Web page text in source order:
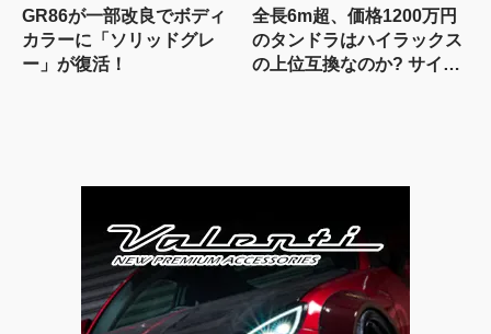
GR86が一部改良でボディ
カラーに「ソリッドグレ
ー」が復活！
全長6m超、価格1200万円
のタンドラはハイラックス
の上位互換なのか? サイ